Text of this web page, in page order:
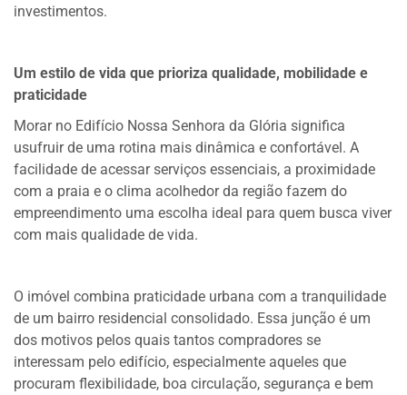
investimentos.
Um estilo de vida que prioriza qualidade, mobilidade e
praticidade
Morar no Edifício Nossa Senhora da Glória significa
usufruir de uma rotina mais dinâmica e confortável. A
facilidade de acessar serviços essenciais, a proximidade
com a praia e o clima acolhedor da região fazem do
empreendimento uma escolha ideal para quem busca viver
com mais qualidade de vida.
O imóvel combina praticidade urbana com a tranquilidade
de um bairro residencial consolidado. Essa junção é um
dos motivos pelos quais tantos compradores se
interessam pelo edifício, especialmente aqueles que
procuram flexibilidade, boa circulação, segurança e bem